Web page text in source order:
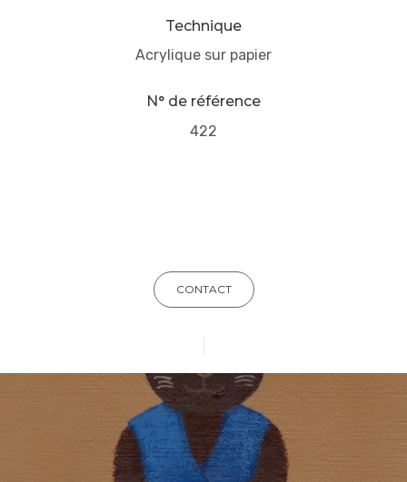
Technique
Acrylique sur papier
N° de référence
422
CONTACT